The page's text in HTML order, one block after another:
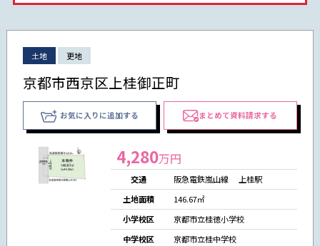
土地 更地
京都市西京区上桂御正町
お気に入りに追加する まとめて資料請求する
4,280万円
交通
阪急電鉄嵐山線 上桂駅
土地面積
146.67㎡
小学校区
京都市立桂徳小学校
中学校区
京都市立桂中学校